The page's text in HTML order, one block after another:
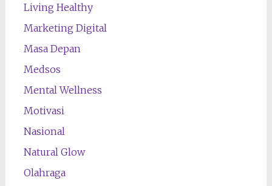
Living Healthy
Marketing Digital
Masa Depan
Medsos
Mental Wellness
Motivasi
Nasional
Natural Glow
Olahraga